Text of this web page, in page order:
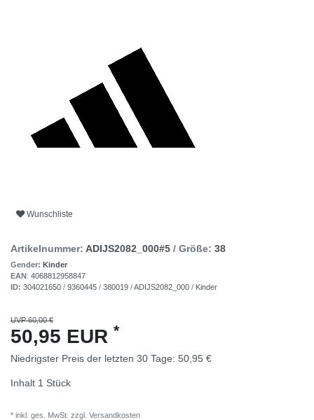
Wunschliste
Artikelnummer: ADIJS2082_000#5 / Größe: 38
Gender: Kinder
EAN: 4068812958847
ID: 304021650 / 9360445 / 380019 /ADIJS2082_000 / Kinder
UVP 60,00 €
50,95 EUR *
Niedrigster Preis der letzten 30 Tage: 50,95 €
Inhalt 1 Stück
* inkl. ges. MwSt. zzgl. Versandkosten